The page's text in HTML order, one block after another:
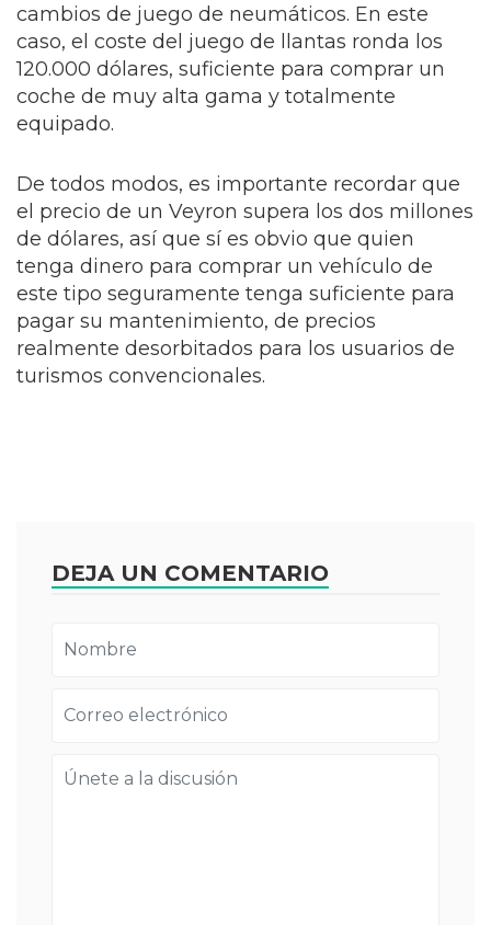
cambios de juego de neumáticos. En este
caso, el coste del juego de llantas ronda los
120.000 dólares, suficiente para comprar un
coche de muy alta gama y totalmente
equipado.
De todos modos, es importante recordar que
el precio de un Veyron supera los dos millones
de dólares, así que sí es obvio que quien
tenga dinero para comprar un vehículo de
este tipo seguramente tenga suficiente para
pagar su mantenimiento, de precios
realmente desorbitados para los usuarios de
turismos convencionales.
DEJA UN COMENTARIO